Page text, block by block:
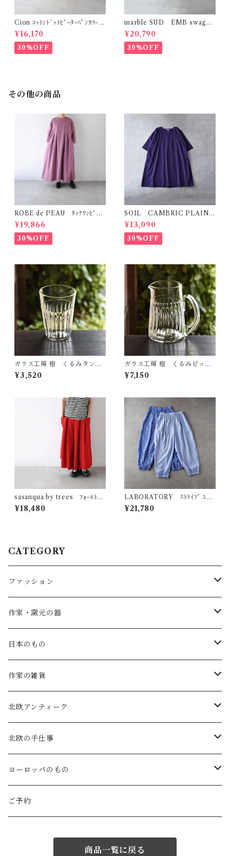
Cion ｺｯﾄﾝﾄﾞｯﾄﾋﾟｰﾀｰﾊﾟﾝｶﾗｰﾜﾝ
ﾋﾟｰｽ (ｵﾘｰﾌﾞﾌﾞﾗｳﾝ) 19-2525
9
¥16,170
30%OFF
marble SUD EMB swag
(綿) ｼｬﾂﾜﾝﾋﾟｰｽ (ﾎﾜｲﾄ)
¥20,790
30%OFF
その他の商品
ROBE de PEAU ﾀｯｸﾜﾝﾋﾟｰｽ
(ﾌﾟﾗﾑ) R342
¥19,866
30%OFF
SOIL CAMBRIC PLAIN ｸ
ﾙｰﾈｯｸﾊﾞｯｸｻｲﾄﾞｷﾞｬｻﾞｰﾄﾞﾚｽ
(ﾊﾟｰﾌﾟﾙ) NSL25033
¥13,090
30%OFF
ガラス工房 橙 くるみタンブ
ラー・S（しのぎ）
¥3,520
ガラス工房 橙 くるみピッチ
ャー（ストレート・しのぎ）
¥7,150
sasanqua by trees ﾌｫｰﾙﾄﾞｽ
ｶｰﾄ (ﾚｯﾄﾞ) AN-312
¥18,480
LABORATORY ｽﾄﾗｲﾌﾟ ﾕｯｶ
ﾊﾟﾝﾂ LA487
¥21,780
CATEGORY
ファッション
SALE
atelier naruse
atelier naruse (ﾌｫｰﾏﾙ)
MAGALI
Gauze#
ROBE de PEAU
LABORATORY
作家・窯元の器
矢島操(器)
小鹿田焼の器
中川紀夫(器)
斉藤幸代（器）
icura(木工）
でく工房(ガラス)
日本のもの
コーヒーの道具
鳥越の竹細工(岩手)
わら細工たくぼ(宮崎)
南部鉄器(岩手)
佐渡の釜敷(新潟)
作家の雑貨
habotan
幸生窯
kitona(木製ﾌﾞﾛｰﾁ)
edge(革ﾌﾞﾛｰﾁ)
北欧アンティーク
ARABIA・iittala
グラスウェア
Kronjyden/B&G
北欧の手仕事
白樺の雑貨
白樺のオーナメント
ヨーロッパのもの
スウェーデン
ご予約
商品一覧に戻る